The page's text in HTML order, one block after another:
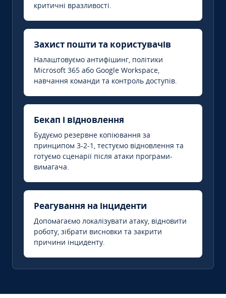
критичні вразливості.
Захист пошти та користувачів
Налаштовуємо антифішинг, політики
Microsoft 365 або Google Workspace,
навчання команди та контроль доступів.
Бекап і відновлення
Будуємо резервне копіювання за
принципом 3-2-1, тестуємо відновлення та
готуємо сценарії після атаки програми-
вимагача.
Реагування на інциденти
Допомагаємо локалізувати атаку, відновити
роботу, зібрати висновки та закрити
причини інциденту.